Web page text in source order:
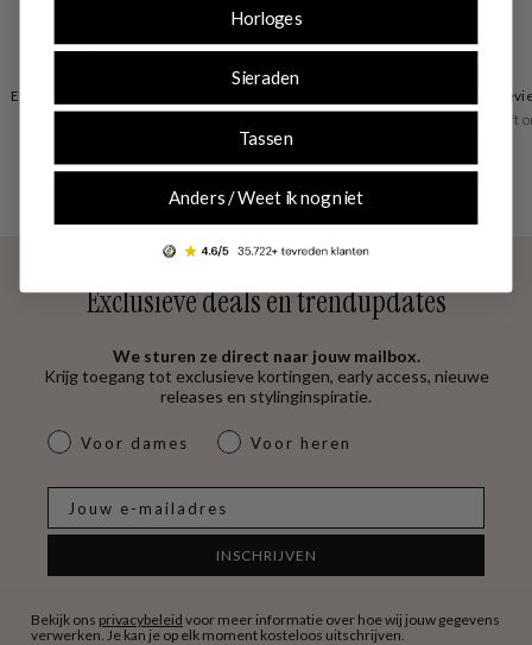
handschoenen te kiezen en te passen. Je ontvangt een garantie
van 1 jaar op productiefout.
Eenvoudig retourneren
Uitstekende
Trusted Shops geeft
Exclusieve deals en trendupdates
We sturen ze direct naar jouw mailbox.
Krijg toegang tot exclusieve kortingen, early access, nieuwe
releases en stylinginspiratie.
dames & heren
Voor dames Voor heren
INSCHRIJVEN
Bekijk ons privacybeleid voor meer informatie over hoe wij jouw gegevens
verwerken. Je kan je op elk moment kosteloos uitschrijven.
Horloges
Sieraden
Tassen
Anders / Weet ik nog niet